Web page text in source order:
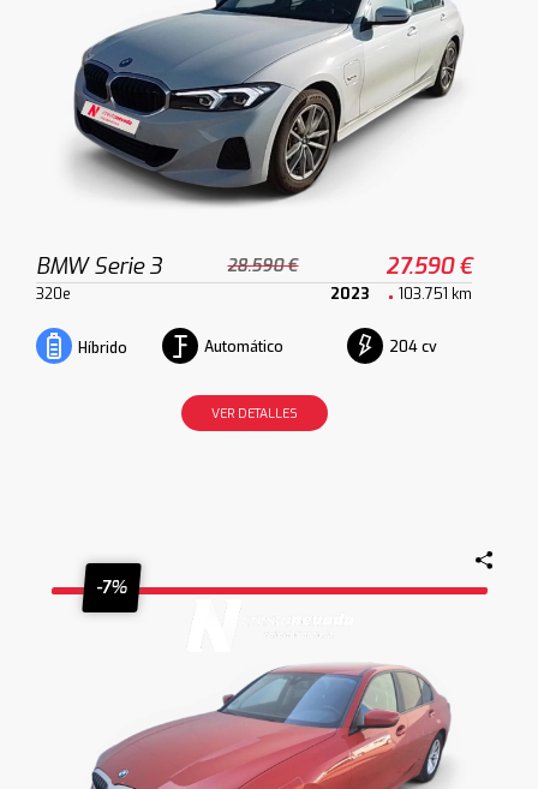
BMW Serie 3 28.590 € 27.590 €
320e 2023 103.751 km
Híbrido Automático 204 cv
VER DETALLES
-7%